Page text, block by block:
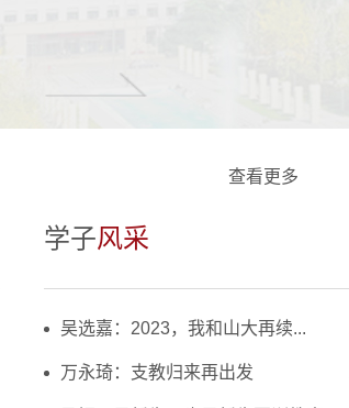
查看更多
学子风采
吴选嘉：2023，我和山大再续...
万永琦：支教归来再出发